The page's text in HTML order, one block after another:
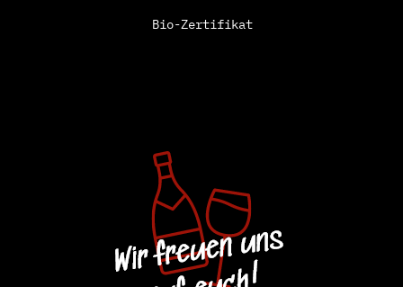
Bio-Zertifikat